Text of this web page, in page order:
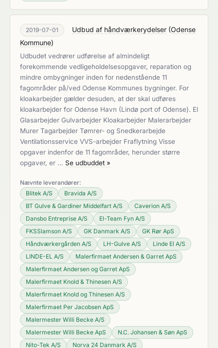
2019-07-01 Udbud af håndværkerydelser (Odense
Kommune)
Udbudet vedrører udførelse af almindeligt
forekommende vedligeholdelsesopgaver, reparation og
mindre ombygninger inden for nedenstående 11
fagområder på/ved Odense Kommunes bygninger. For
kloakarbejder gælder desuden, at der skal udføres
kloakarbejder for Odense Havn (Lindø port of Odense). El
Glasarbejder Gulvarbejder Kloakarbejder Malerarbejder
Murer Tagarbejder Tømrer- og Snedkerarbejde
Ventilationsservice VVS-arbejder Fraflytning Visse
opgaver indenfor de 11 fagområder, herunder større
opgaver, er … Se udbuddet »
Nævnte leverandører:
Blitek A/S
Bravida A/S
BT Gulve & Gardiner Middelfart A/S
Caverion A/S
Dansbo Entreprise A/S
El-Team Fyn A/S
FKSSlamson A/S
GK Danmark A/S
GK Rør ApS
Håndværkergården A/S
LH-Gulve A/S
Linde El A/S
LINDE-EL A/S
Malerfirmaet Andersen & Garret ApS
Malerfirmaet Andersen og Garret ApS
Malerfirmaet Knold & Thinesen A/S
Malerfirmaet Knold og Thinesen A/S
Malerfirmaet Per Jacobsen ApS
Malermester Willi Becke A/S
Malermester Willi Becke ApS
N.C. Johansen & Søn ApS
Nito-Tek A/S
Norva 24 Danmark A/S